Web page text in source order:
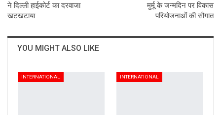
ने दिल्ली हाईकोर्ट का दरवाजा
खटखटाया
मुर्मू के जन्मदिन पर विकास
परियोजनाओं की सौगात
YOU MIGHT ALSO LIKE
INTERNATIONAL INTERNATIONAL